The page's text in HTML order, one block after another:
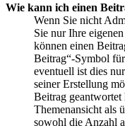
Wie kann ich einen
Wenn Sie nicht
Sie nur Ihre
können einen
Beitrag“-Symbol
eventuell ist dies
seiner Erstellung
Beitrag
Themenansicht als
sowohl die Anzahl